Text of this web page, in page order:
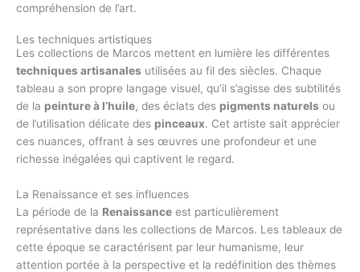
compréhension de l’art.
Les techniques artistiques
Les collections de Marcos mettent en lumière les différentes
techniques artisanales utilisées au fil des siècles. Chaque
tableau a son propre langage visuel, qu’il s’agisse des subtilités
de la peinture à l’huile, des éclats des pigments naturels ou
de l’utilisation délicate des pinceaux. Cet artiste sait apprécier
ces nuances, offrant à ses œuvres une profondeur et une
richesse inégalées qui captivent le regard.
La Renaissance et ses influences
La période de la Renaissance est particulièrement
représentative dans les collections de Marcos. Les tableaux de
cette époque se caractérisent par leur humanisme, leur
attention portée à la perspective et la redéfinition des thèmes